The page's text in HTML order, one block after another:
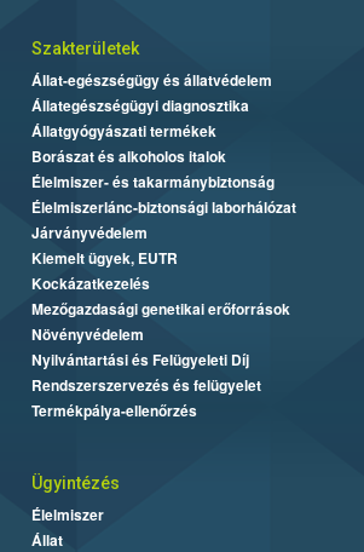
Szakterületek
Állat-egészségügy és állatvédelem
Állategészségügyi diagnosztika
Állatgyógyászati termékek
Borászat és alkoholos italok
Élelmiszer- és takarmánybiztonság
Élelmiszerlánc-biztonsági laborhálózat
Járványvédelem
Kiemelt ügyek, EUTR
Kockázatkezelés
Mezőgazdasági genetikai erőforrások
Növényvédelem
Nyilvántartási és Felügyeleti Díj
Rendszerszervezés és felügyelet
Termékpálya-ellenőrzés
Ügyintézés
Élelmiszer
Állat